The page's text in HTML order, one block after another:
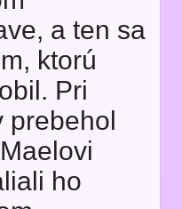
a ten sa
ktorú
Pri
prebehol
ho